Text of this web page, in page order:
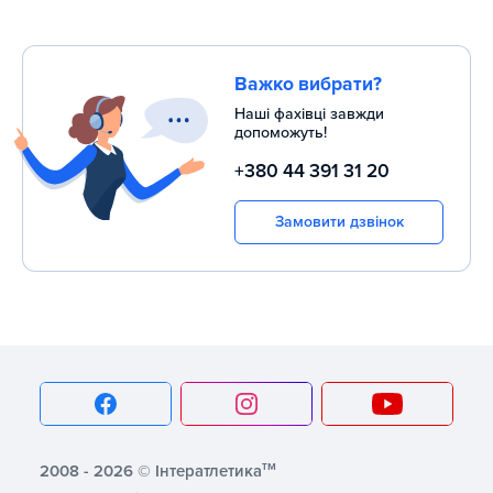
Важко вибрати?
Наші фахівці завжди
допоможуть!
+380 44 391 31 20
Замовити дзвінок
2008 - 2026 © Інтератлетикатм